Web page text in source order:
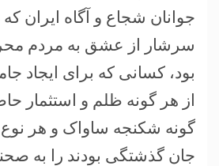
جوانان شجاع و آگاه ایران
سرشار از عشق به مردم
بود، کسانی که برای ایجاد
از هر گونه ظلم و استثمار
گونه شکنجه ساواک و هر نوع
جان گذشتگی بودند را به